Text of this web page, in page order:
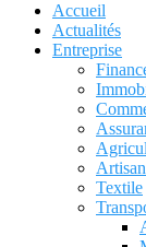
Accueil
Actualités
Entreprise
Textile